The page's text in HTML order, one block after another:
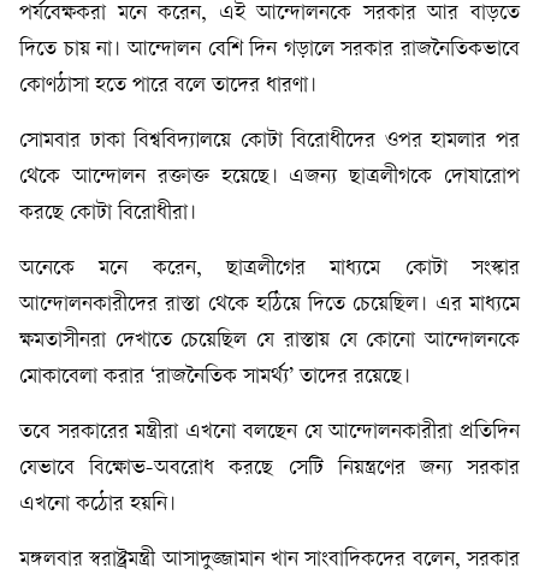
পর্যবেক্ষকরা মনে করেন, এই আন্দোলনকে সরকার আর বাড়তে
দিতে চায় না। আন্দোলন বেশি দিন গড়ালে সরকার রাজনৈতিকভাবে
কোণঠাসা হতে পারে বলে তাদের ধারণা।
সোমবার ঢাকা বিশ্ববিদ্যালয়ে কোটা বিরোধীদের ওপর হামলার পর
থেকে আন্দোলন রক্তাক্ত হয়েছে। এজন্য ছাত্রলীগকে দোষারোপ
করছে কোটা বিরোধীরা।
অনেকে মনে করেন, ছাত্রলীগের মাধ্যমে কোটা সংস্কার
আন্দোলনকারীদের রাস্তা থেকে হঠিয়ে দিতে চেয়েছিল। এর মাধ্যমে
ক্ষমতাসীনরা দেখাতে চেয়েছিল যে রাস্তায় যে কোনো আন্দোলনকে
মোকাবেলা করার ‘রাজনৈতিক সামর্থ্য’ তাদের রয়েছে।
তবে সরকারের মন্ত্রীরা এখনো বলছেন যে আন্দোলনকারীরা প্রতিদিন
যেভাবে বিক্ষোভ-অবরোধ করছে সেটি নিয়ন্ত্রণের জন্য সরকার
এখনো কঠোর হয়নি।
মঙ্গলবার স্বরাষ্ট্রমন্ত্রী আসাদুজ্জামান খান সাংবাদিকদের বলেন, সরকার